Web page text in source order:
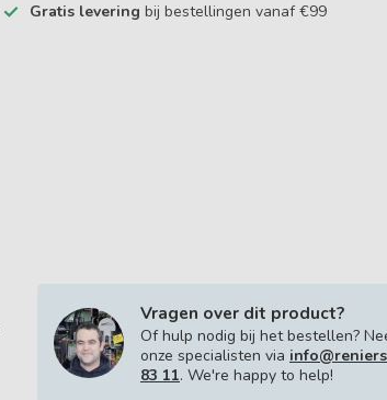
Gratis levering bij bestellingen vanaf €99
Vragen over dit product?
Of hulp nodig bij het bestellen?
onze specialisten via
83 11. We're happy to help!